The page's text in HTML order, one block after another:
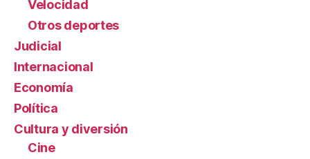
Velocidad
Otros deportes
Judicial
Internacional
Economía
Política
Cultura y diversión
Cine